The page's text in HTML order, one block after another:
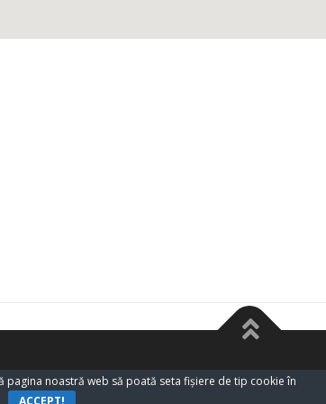
noastră web să poată seta fişiere de tip cookie în
ACCEPT!